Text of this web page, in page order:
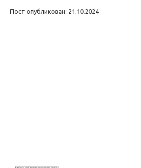
Пост опубликован: 21.10.2024